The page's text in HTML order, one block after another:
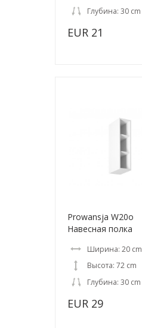
Глубина: 30 cm
EUR 21
Prowansja W20o
Навесная полка
Ширина: 20 cm
Высота: 72 cm
Глубина: 30 cm
EUR 29